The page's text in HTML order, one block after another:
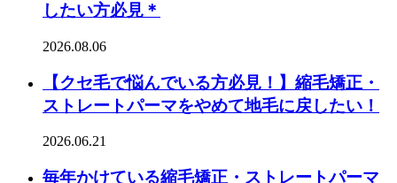
したい方必見＊
2026.08.06
【クセ毛で悩んでいる方必見！】縮毛矯正・
ストレートパーマをやめて地毛に戻したい！
2026.06.21
毎年かけている縮毛矯正・ストレートパーマ